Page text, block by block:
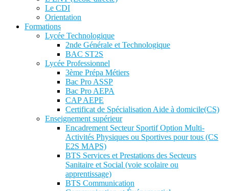
Le CDI
Orientation
Formations
Lycée Technologique
2nde Générale et Technologique
BAC ST2S
Lycée Professionnel
3ème Prépa Métiers
Bac Pro ASSP
Bac Pro AEPA
CAP AEPE
Certificat de Spécialisation Aide à domicile(CS)
Enseignement supérieur
Encadrement Secteur Sportif Option Multi-
Activités Physiques ou Sportives pour tous (CS
E2S MAPS)
BTS Services et Prestations des Secteurs
Sanitaire et Social (voie scolaire ou
apprentissage)
BTS Communication